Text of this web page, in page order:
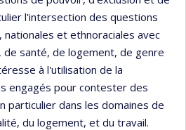
l'intersection des questions
et ethnoraciales avec
de santé, de logement, de genre
à l'utilisation de la
engagés pour contester des
particulier dans les domaines de
du logement, et du travail.